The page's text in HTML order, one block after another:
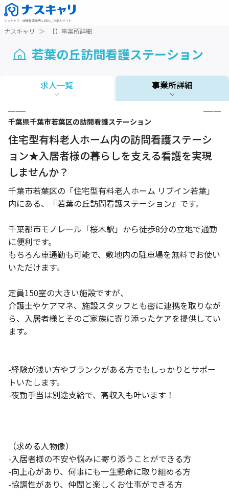
ナスキャリ ： 訪問看護業界に特化した求人サイト
ナスキャリ ＞ 【】事業所詳細
若葉の丘訪問看護ステーション
求人一覧 事業所詳細
1 / 3
千葉県千葉市若葉区の訪問看護ステーション
住宅型有料老人ホーム内の訪問看護ステーシ
ョン★入居者様の暮らしを支える看護を実現
しませんか？
千葉市若葉区の「住宅型有料老人ホーム リブイン若葉」
内にある、『若葉の丘訪問看護ステーション』です。
千葉都市モノレール「桜木駅」から徒歩8分の立地で通勤
に便利です。
もちろん車通勤も可能で、敷地内の駐車場を無料でお使い
いただけます。
定員150室の大きい施設ですが、
介護士やケアマネ、施設スタッフとも密に連携を取りなが
ら、入居者様とそのご家族に寄り添ったケアを提供してい
ます。
-経験が浅い方やブランクがある方でもしっかりとサポー
トいたします。
-夜勤手当は別途支給で、高収入も叶います！
（求める人物像）
-入居者様の不安や悩みに寄り添うことができる方
-向上心があり、何事にも一生懸命に取り組める方
-協調性があり、仲間と楽しくお仕事ができる方